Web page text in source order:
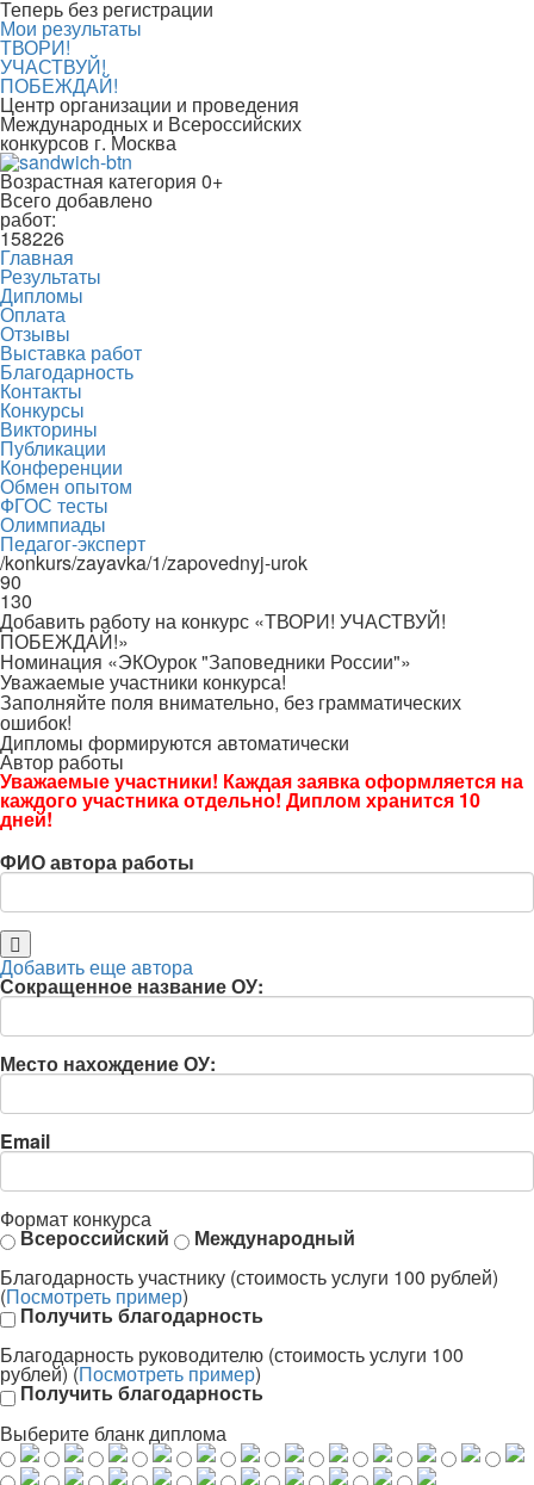
Теперь без регистрации
Мои результаты
ТВОРИ!
УЧАСТВУЙ!
ПОБЕЖДАЙ!
Центр организации и проведения
Международных и Всероссийских
конкурсов г. Москва
Возрастная категория 0+
Всего добавлено
работ:
158226
Главная
Результаты
Дипломы
Оплата
Отзывы
Выставка работ
Благодарность
Контакты
Конкурсы
Викторины
Публикации
Конференции
Обмен опытом
ФГОС тесты
Олимпиады
Педагог-эксперт
/konkurs/zayavka/1/zapovednyj-urok
90
130
Добавить работу на конкурс «ТВОРИ! УЧАСТВУЙ!
ПОБЕЖДАЙ!»
Номинация «ЭКОурок "Заповедники России"»
Уважаемые участники конкурса!
Заполняйте поля внимательно, без грамматических
ошибок!
Дипломы формируются автоматически
Автор работы
Уважаемые участники! Каждая заявка оформляется на
каждого участника отдельно! Диплом хранится 10
дней!
ФИО автора работы
Добавить еще автора
Сокращенное название ОУ:
Место нахождение ОУ:
Email
Формат конкурса
Всероссийский
Международный
Благодарность участнику (стоимость услуги 100 рублей)
(Посмотреть пример)
Получить благодарность
Благодарность руководителю (стоимость услуги 100
рублей) (Посмотреть пример)
Получить благодарность
Выберите бланк диплома